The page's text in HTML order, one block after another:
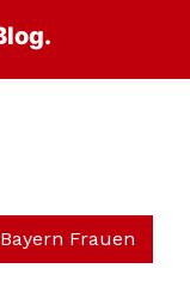
Frauen